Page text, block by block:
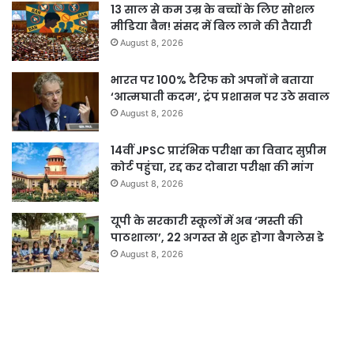
13 साल से कम उम्र के बच्चों के लिए सोशल
मीडिया बैन! संसद में बिल लाने की तैयारी
August 8, 2026
भारत पर 100% टैरिफ को अपनों ने बताया
‘आत्मघाती कदम’, ट्रंप प्रशासन पर उठे सवाल
August 8, 2026
14वीं JPSC प्रारंभिक परीक्षा का विवाद सुप्रीम
कोर्ट पहुंचा, रद्द कर दोबारा परीक्षा की मांग
August 8, 2026
यूपी के सरकारी स्कूलों में अब ‘मस्ती की
पाठशाला’, 22 अगस्त से शुरू होगा बैगलेस डे
August 8, 2026